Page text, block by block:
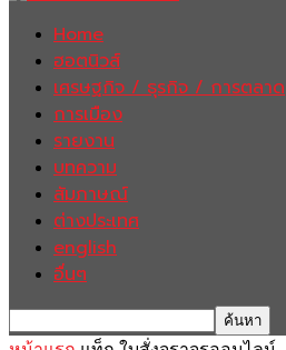
Home
ฮอตนิวส์
เศรษฐกิจ / ธุรกิจ / การตลาด
การเมือง
รายงาน
บทความ
สัมภาษณ์
ต่างประเทศ
english
อื่นๆ